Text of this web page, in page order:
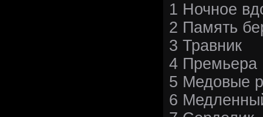
1 Ночное
2 Память
3 Травник
4 Премьера
5 Медовые
6